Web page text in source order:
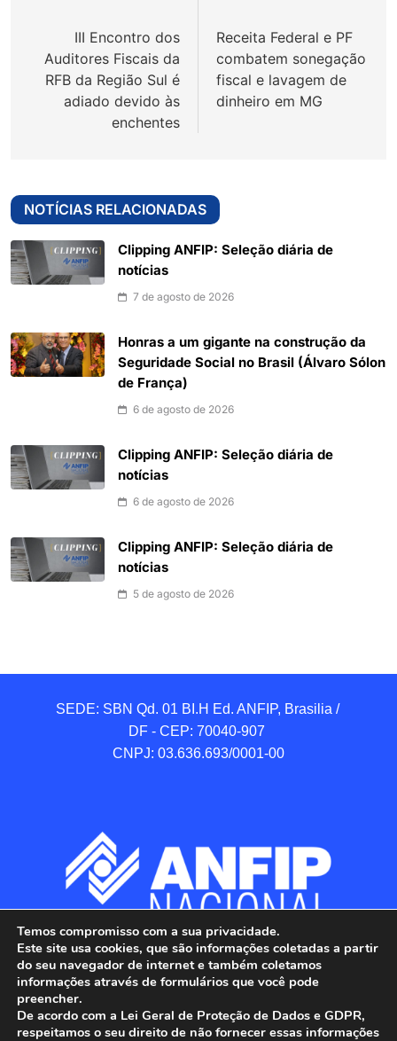
Post
III Encontro dos
Auditores Fiscais da
RFB da Região Sul é
adiado devido às
enchentes
Receita Federal e PF
combatem sonegação
fiscal e lavagem de
dinheiro em MG
NOTÍCIAS RELACIONADAS
Clipping ANFIP: Seleção diária de
notícias
7 de agosto de 2026
Honras a um gigante na construção da
Seguridade Social no Brasil (Álvaro Sólon
de França)
6 de agosto de 2026
Clipping ANFIP: Seleção diária de
notícias
6 de agosto de 2026
Clipping ANFIP: Seleção diária de
notícias
5 de agosto de 2026
SEDE: SBN Qd. 01 BI.H Ed. ANFIP, Brasilia /
DF - CEP: 70040-907
CNPJ: 03.636.693/0001-00
Temos compromisso com a sua privacidade.
Este site usa cookies, que são informações coletadas a partir
do seu navegador de internet e também coletamos
informações através de formulários que você pode
preencher.
De acordo com a Lei Geral de Proteção de Dados e GDPR,
respeitamos o seu direito de não fornecer essas informações